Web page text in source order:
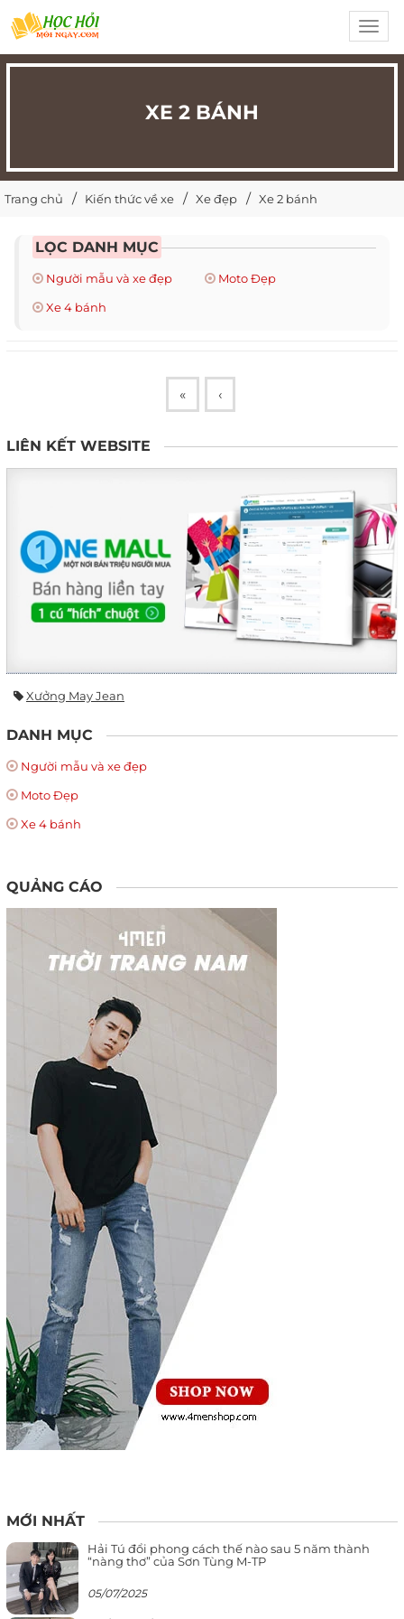
XE 2 BÁNH
Trang chủ Kiến thức về xe Xe đẹp Xe 2 bánh
LỌC DANH MỤC
Người mẫu và xe đẹp
Moto Đẹp
Xe 4 bánh
« ‹
LIÊN KẾT WEBSITE
Xưởng May Jean
DANH MỤC
Người mẫu và xe đẹp
Moto Đẹp
Xe 4 bánh
QUẢNG CÁO
MỚI NHẤT
Hải Tú đổi phong cách thế nào sau 5 năm thành
“nàng thơ” của Sơn Tùng M-TP
05/07/2025